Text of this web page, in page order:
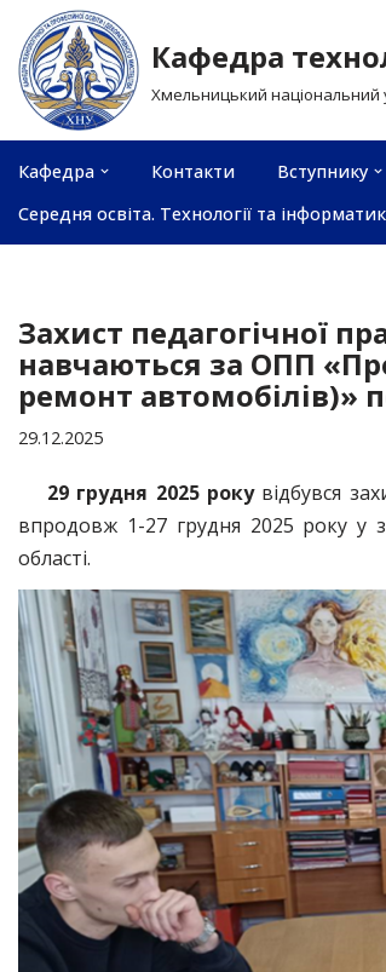
Перейти
до
вмісту
Кафедра
Хмельницький національний
Кафедра Контакти Вступнику
Середня освіта. Технології та
Захист педагогічної
навчаються за ОПП
ремонт автомобілів)»
29.12.2025
29 грудня 2025 рокувідбувся
впродовж 1-27 грудня 2025 року у
області.